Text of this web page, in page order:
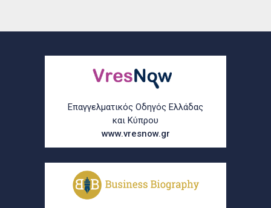
Επαγγελματικός Οδηγός Ελλάδας
και Κύπρου
www.vresnow.gr